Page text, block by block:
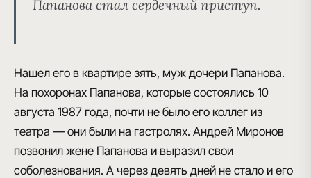
Папанова стал сердечный приступ.
Нашел его в квартире зять, муж дочери Папанова.
На похоронах Папанова, которые состоялись 10
августа 1987 года, почти не было его коллег из
театра — они были на гастролях. Андрей Миронов
позвонил жене Папанова и выразил свои
соболезнования. А через девять дней не стало и его